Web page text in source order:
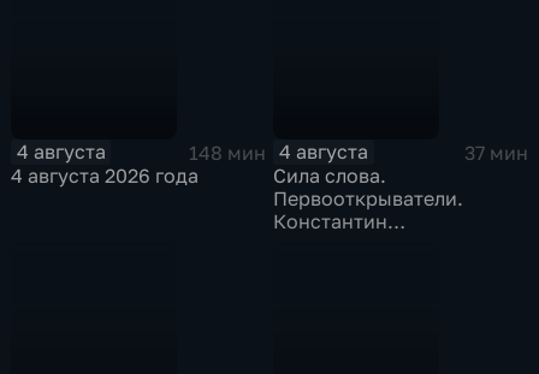
4 августа
148 мин
4 августа 2026 года
4 августа
37 мин
Сила слова.
Первооткрыватели.
Константин